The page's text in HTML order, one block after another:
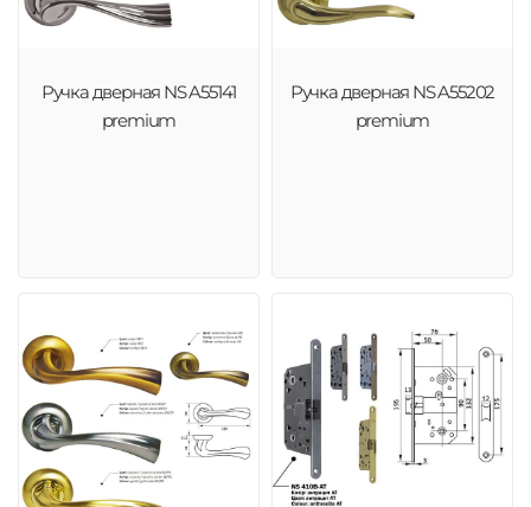
Ручка дверная NS A55141
premium
Ручка дверная NS A55202
premium